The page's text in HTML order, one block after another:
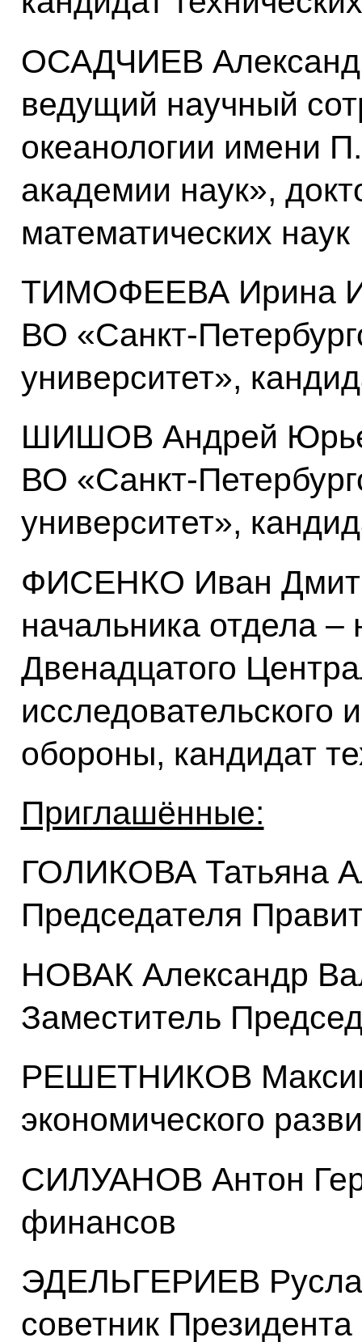
ОСАДЧИЕВ
ведущий научный
океанологии имени
академии наук»,
математических наук
ТИМОФЕЕВА Ирина
ВО «Санкт-
университет»,
ШИШОВ Андрей
ВО «Санкт-
университет»,
ФИСЕНКО Иван
начальника отдела –
Двенадцатого
исследовательского
обороны, кандидат
Приглашённые:
ГОЛИКОВА Татьяна
Председателя
НОВАК Александр
Заместитель
РЕШЕТНИКОВ
экономического
СИЛУАНОВ Антон
финансов
ЭДЕЛЬГЕРИЕВ
советник Президента